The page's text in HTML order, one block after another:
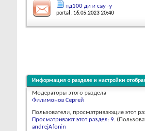
пд100 ди и сау -у
portal , 16.05.2023 20:40
Информация о разделе и настройки
Модераторы этого раздела
Филимонов Сергей
Пользователи, просматривающие этот
Просматривают этот раздел: 9.
andrejAfonin